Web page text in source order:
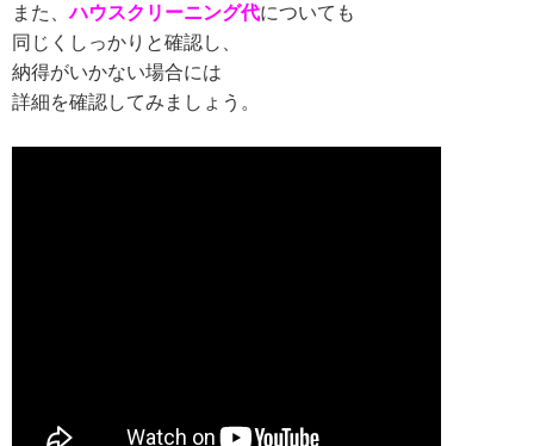
また、ハウスクリーニング代についても
同じくしっかりと確認し、
納得がいかない場合には
詳細を確認してみましょう。